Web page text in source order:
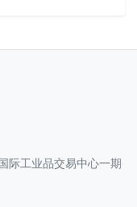
际工业品交易中心一期